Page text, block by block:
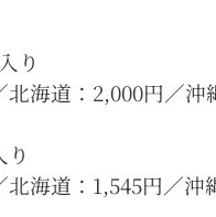
り
北海道：2,000円／沖
北海道：1,545円／沖